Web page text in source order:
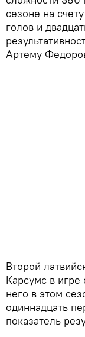
сезоне на
голов и
Артему
Второй
Карсумс в
него в этом
одиннадцать
показатель